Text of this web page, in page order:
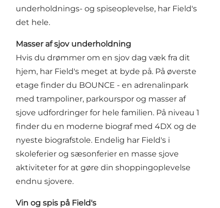
underholdnings- og spiseoplevelse, har Field's
det hele.
Masser af sjov underholdning
Hvis du drømmer om en sjov dag væk fra dit
hjem, har Field's meget at byde på. På øverste
etage finder du BOUNCE - en adrenalinpark
med trampoliner, parkourspor og masser af
sjove udfordringer for hele familien. På niveau 1
finder du en moderne biograf med 4DX og de
nyeste biografstole. Endelig har Field's i
skoleferier og sæsonferier en masse sjove
aktiviteter for at gøre din shoppingoplevelse
endnu sjovere.
Vin og spis på Field's